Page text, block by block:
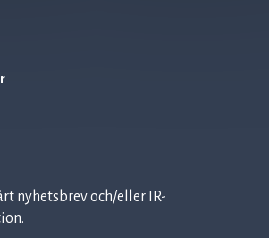
nyhetsbrev och/eller IR-